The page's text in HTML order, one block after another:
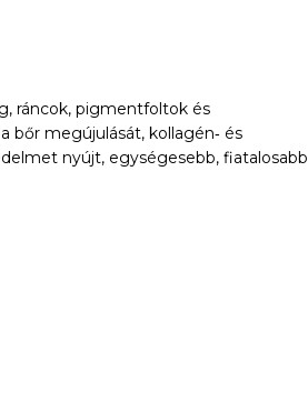
ráncok, pigmentfoltok és
bőr megújulását, kollagén‑ és
nyújt, egységesebb, fiatalosabb